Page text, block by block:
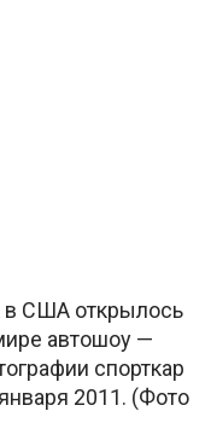
в США открылось
автошоу —
спорткар
2011. (Фото